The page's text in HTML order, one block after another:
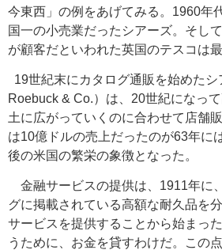
今東西」 の例をあげてみる。1960年
国一の小売業だったシアーズ。そし
が顧客だといわれた英国のテスコは最
19世紀末にカタログ通販を始めたシ
Roebuck & Co.）は、20世紀になっ
土に広がっていくのに合わせて店舗
は10億ドルの売上だったのが63年に
後の米国の繁栄の象徴となった。
金融サービスの提供は、1911年に
グに掲載されている高額な耐久品を
サービスを提供することから始まっ
うために、お金を貸すわけだ。この